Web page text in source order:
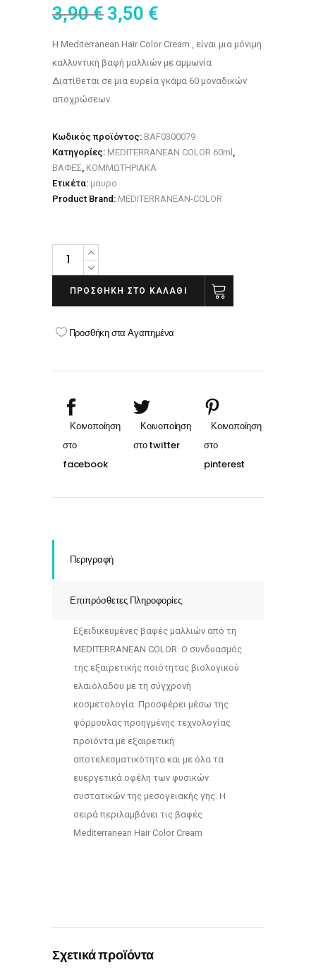
3,90€ 3,50 €
H Mediterranean Hair Color Cream , είναι μια μόνιμη
καλλυντική βαφή μαλλιών με αμμωνία
Διατίθεται σε μια ευρεία γκάμα 60 μοναδικών
αποχρώσεων.
Κωδικός προϊόντος: BAF0300079
Κατηγορίες: MEDITERRANEAN COLOR 60ml ,
ΒΑΦΕΣ, ΚΟΜΜΩΤΗΡΙΑΚΑ
Ετικέτα: μαυρο
Product Brand: MEDITERRANEAN-COLOR
Βαφή
Mediterranean
color
cream
quantity
ΠΡΟΣΘΉΚΗ ΣΤΟ ΚΑΛΆΘΙ
Προσθήκη στα Αγαπημένα
Περιγραφή
Επιπρόσθετες Πληροφορίες
Εξειδικευμένες βαφές μαλλιών από τη
MEDITERRANEAN COLOR. Ο συνδυασμός
της εξαιρετικής ποιότητας βιολογικού
ελαιόλαδου με τη σύγχρονή
κοσμετολογία. Προσφέρει μέσω της
φόρμουλας προηγμένης τεχνολογίας
προϊόντα με εξαιρετική
αποτελεσματικότητα και με όλα τα
ευεργετικά οφέλη των φυσικών
συστατικών της μεσογειακής γης. Η
σειρά περιλαμβάνει τις βαφές
Mediterranean Hair Color Cream
Σχετικά προϊόντα